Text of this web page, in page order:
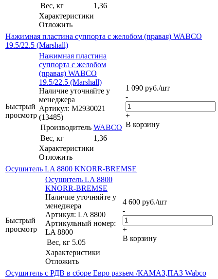
Вес, кг
1,36
Характеристики
Отложить
Нажимная пластина суппорта с желобом (правая) WABCO
19.5/22.5 (Marshall)
Быстрый
просмотр
Нажимная пластина
суппорта с желобом
(правая) WABCO
19.5/22.5 (Marshall)
Наличие уточняйте у
менеджера
Артикул: M2930021
(13485)
Производитель WABCO
Вес, кг
1,36
Характеристики
Отложить
1 090 руб./шт
-
+
В корзину
Осушитель LA 8800 KNORR-BREMSE
Быстрый
просмотр
Осушитель LA 8800
KNORR-BREMSE
Наличие уточняйте у
менеджера
Артикул: LA 8800
Артикульный номер:
LA 8800
Вес, кг 5.05
Характеристики
Отложить
4 600 руб./шт
-
+
В корзину
Осушитель с РДВ в сборе Евро разъем /КАМАЗ,ПАЗ Wabco